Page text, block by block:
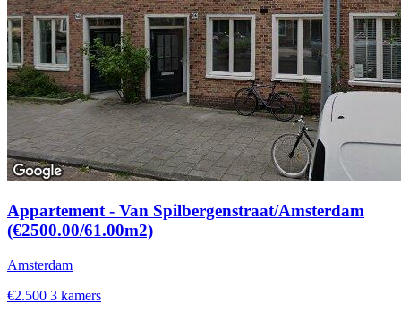
Appartement - Van Spilbergenstraat/Amsterdam
(€2500.00/61.00m2)
Amsterdam
€2.500 3 kamers